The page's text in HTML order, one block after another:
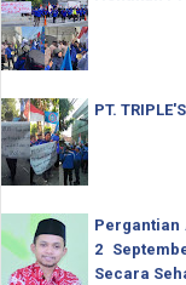
PT.
Pergantian
2
Secara